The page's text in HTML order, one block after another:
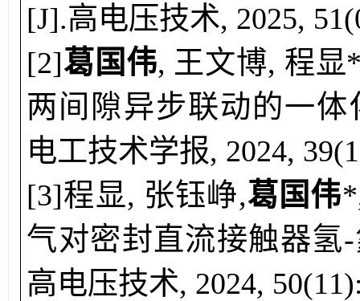
[J].高电压技术, 2025,
[2]葛国伟, 王文博, 程
两间隙异步联动的一
电工技术学报, 2024,
[3]程显, 张钰峥,葛国伟
气对密封直流接触器氢
高电压技术, 2024,